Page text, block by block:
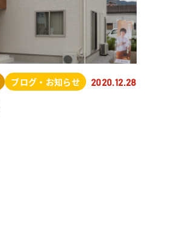
ブログ・お知らせ 2020.12.28